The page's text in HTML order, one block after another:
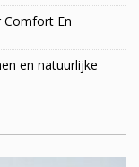
Comfort En
en natuurlijke